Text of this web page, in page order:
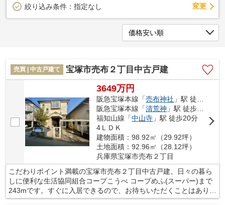
絞り込み条件： 指定なし 変更
売買 | 中古戸建て 宝塚市売布２丁目中古戸建
3649万円
阪急宝塚本線「売布神社 」駅 徒歩4分
阪急宝塚本線「清荒神 」駅 徒歩11分
福知山線「中山寺 」駅 徒歩20分
4ＬＤＫ
建物面積：98.92㎡（29.92坪）
土地面積：92.96㎡（28.12坪）
兵庫県宝塚市売布２丁目
こだわりポイント満載の宝塚市売布２丁目中古戸建。日々の暮ら
しに便利な生活協同組合コープこうべ コープめふ(スーパー)まで
243mです。すぐに入居できるので、お待ちいただくことはありま
せん。開放感溢れる室内が魅力の、4LDKの物件はこちらです。当